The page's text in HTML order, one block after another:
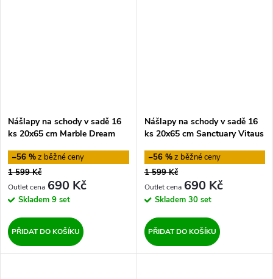
Nášlapy na schody v sadě 16
ks 20x65 cm Marble Dream
–56 %
1 599 Kč
690 Kč
Skladem 9 set
PŘIDAT DO KOŠÍKU
Nášlapy na schody v sadě 16
ks 20x65 cm Sanctuary Vitaus
–56 %
1 599 Kč
690 Kč
Skladem 30 set
PŘIDAT DO KOŠÍKU